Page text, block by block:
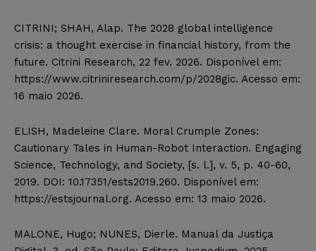
CITRINI; SHAH, Alap. The 2028 global intelligence
crisis: a thought exercise in financial history, from the
future. Citrini Research, 22 fev. 2026. Disponível em:
https://www.citriniresearch.com/p/2028gic. Acesso em:
16 maio 2026.
ELISH, Madeleine Clare. Moral Crumple Zones:
Cautionary Tales in Human-Robot Interaction. Engaging
Science, Technology, and Society, [s. l.], v. 5, p. 40-60,
2019. DOI: 10.17351/ests2019.260. Disponível em:
https://estsjournal.org. Acesso em: 13 maio 2026.
MALONE, Hugo; NUNES, Dierle. Manual da Justiça